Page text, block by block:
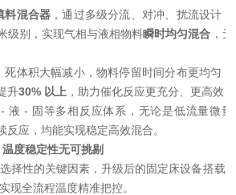
料混合器 ，通过多级分流、对冲、扰流设计，
级别，实现气相与液相物料瞬时均匀混合 ，
死体积大幅减小，物料停留时间分布更均匀，
升30% 以上 ，助力催化反应更充分、更高效；
- 液- 固等多相反应体系，无论是低流量微量
反应，均能实现稳定高效混合。
度稳定性无可挑剔
择性的关键因素，升级后的固定床设备搭载
现全流程温度精准把控。